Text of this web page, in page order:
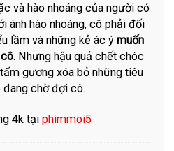
và hào nhoáng của người có
ánh hào nhoáng, cô phải đối
lầm và những kẻ ác ýmuốn
Nhưng hậu quả chết chóc
gương xóa bỏ những tiêu
đang chờ đợi cô.
4k tạiphimmoi5